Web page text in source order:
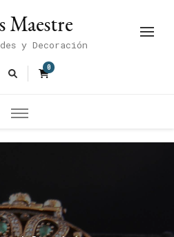
Maestre
y Decoración
0